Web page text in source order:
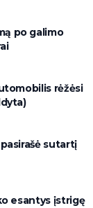
po galimo
rėžėsi
sutartį
esantys įstrigę